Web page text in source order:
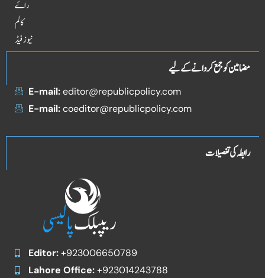
راۓ
کالم
نیوز فیڈ
مضامین کو جمع کروانے کے لیے
E-mail:editor@republicpolicy.com
E-mail:coeditor@republicpolicy.com
رابطہ کی تفصیلات
Editor:+923006650789
Lahore Office:+923014243788